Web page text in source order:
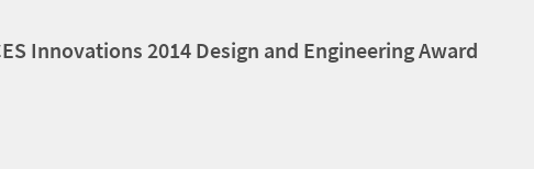
Innovations 2014 Design and Engineering Award